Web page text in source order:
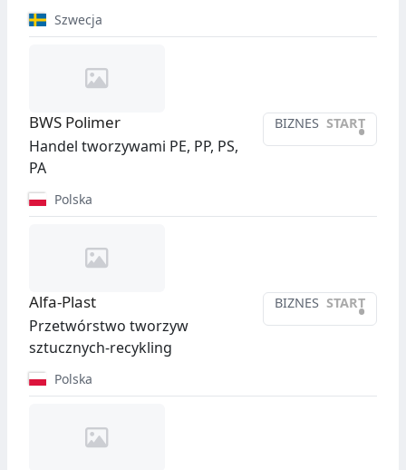
Szwecja
BIZNES START
•
BWS Polimer
Handel tworzywami PE, PP, PS,
PA
Polska
BIZNES START
•
Alfa-Plast
Przetwórstwo tworzyw
sztucznych-recykling
Polska